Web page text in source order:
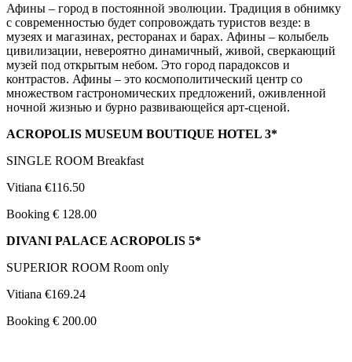
Афины – город в постоянной эволюции. Традиция в обнимку
с современностью будет сопровождать туристов везде: в
музеях и магазинах, ресторанах и барах. Афины – колыбель
цивилизации, невероятно динамичный, живой, сверкающий
музей под открытым небом. Это город парадоксов и
контрастов. Афины – это космополитический центр со
множеством гастрономических предложений, оживленной
ночной жизнью и бурно развивающейся арт-сценой.
ACROPOLIS MUSEUM BOUTIQUE HOTEL 3*
SINGLE ROOM Breakfast
Vitiana €116.50
Booking € 128.00
DIVANI PALACE ACROPOLIS 5*
SUPERIOR ROOM Room only
Vitiana €169.24
Booking € 200.00